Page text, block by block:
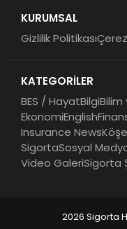
KURUMSAL
Gizlilik Politikası
KATEGORİLER
BES / HayatBilgiBilim
EkonomiEnglish
Insurance NewsKöşe
SigortaSosyal
Video GaleriSigorta
2026 Sigorta